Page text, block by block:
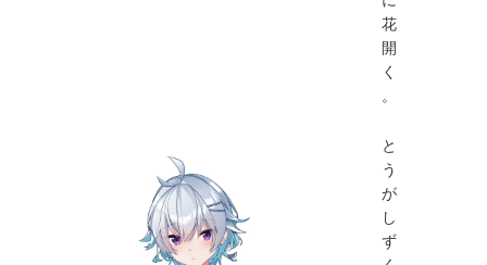
花
開
く
。
と
う
が
し
ず